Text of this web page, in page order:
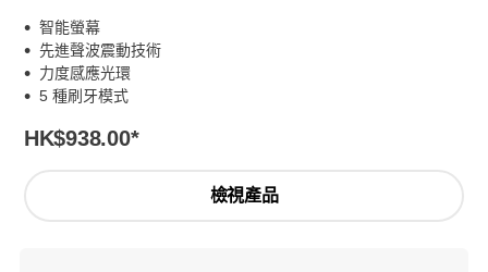
智能螢幕
先進聲波震動技術
力度感應光環
5 種刷牙模式
HK$938.00*
檢視產品